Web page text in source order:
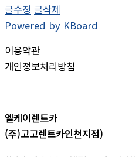
글수정 글삭제
Powered by KBoard
이용약관
개인정보처리방침
엘케이렌트카
(주)고고렌트카인천지점)